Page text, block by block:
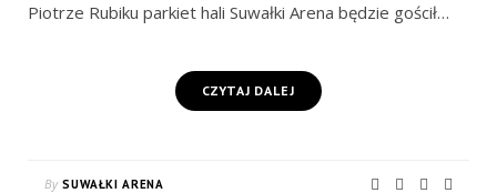
Piotrze Rubiku parkiet hali Suwałki Arena będzie gościł…
CZYTAJ DALEJ
By SUWAŁKI ARENA